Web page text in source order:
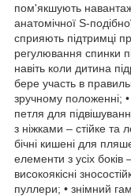
пом'якшують
анатомічної S-
сприяють підтримці
регулювання спинки
навіть коли дитина
бере участь в
зручному положенні;
петля для
з ніжками – стійке та
бічні кишені для
елементи з усіх
високоякісні
пуллери; • знімний